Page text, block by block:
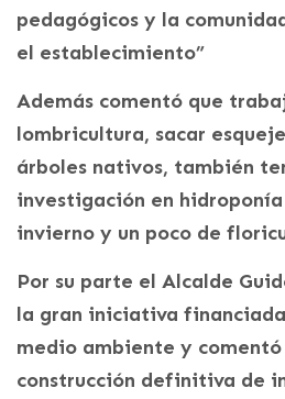
pedagógicos y la
el establecimiento”
Además comentó que
lombricultura, sacar
árboles nativos, también
investigación en
invierno y un poco de
Por su parte el Alcalde
la gran iniciativa
medio ambiente y comentó
construcción definitiva de